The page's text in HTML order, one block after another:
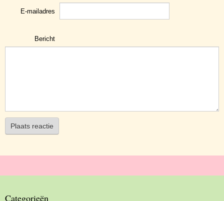
E-mailadres
Bericht
Plaats reactie
Categorieën